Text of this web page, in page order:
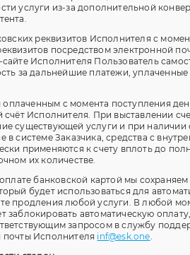
услуги из-за дополнительной
реквизитов Исполнителя с
посредством электронной
Исполнителя Пользователь
за дальнейшие платежи,
оплаченным с момента поступления
счёт Исполнителя. При выставлении
существующей услуги и при наличии
в системе Заказчика, средства с
применяются к счету вплоть до
их количестве.
банковской картой мы сохраняем
будет использоваться для
продления любой услуги. В любой
заблокировать автоматическую
запросом в службу
почты Исполнителя inf@esk.one.